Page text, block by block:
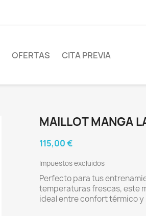
OFERTAS CITA PREVIA
MAILLOT MANGA
115,00 €
Impuestos excluidos
Perfecto para tus
temperaturas frescas, este
ideal entre confort térmico